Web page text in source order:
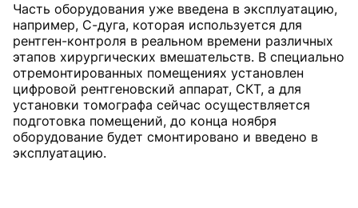
Часть оборудования уже введена в эксплуатацию,
например, С-дуга, которая используется для
рентген-контроля в реальном времени различных
этапов хирургических вмешательств. В специально
отремонтированных помещениях установлен
цифровой рентгеновский аппарат, СКТ, а для
установки томографа сейчас осуществляется
подготовка помещений, до конца ноября
оборудование будет смонтировано и введено в
эксплуатацию.